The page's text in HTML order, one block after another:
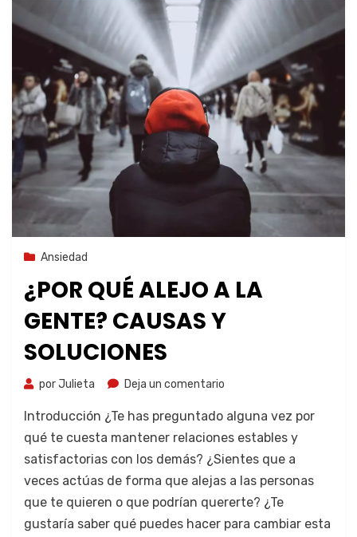
9 de noviembre de 2023
Ansiedad
¿POR QUÉ ALEJO A LA
GENTE? CAUSAS Y
SOLUCIONES
porJulieta Deja un comentario
Introducción ¿Te has preguntado alguna vez por
qué te cuesta mantener relaciones estables y
satisfactorias con los demás? ¿Sientes que a
veces actúas de forma que alejas a las personas
que te quieren o que podrían quererte? ¿Te
gustaría saber qué puedes hacer para cambiar esta